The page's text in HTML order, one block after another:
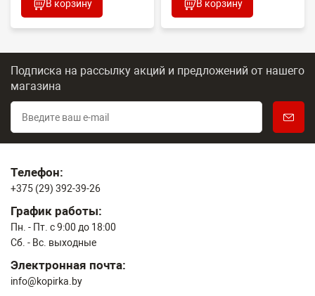
В корзину В корзину
Подписка на рассылку акций и предложений от нашего
магазина
Телефон:
+375 (29) 392-39-26
График работы:
Пн. - Пт. с 9:00 до 18:00
Сб. - Вс. выходные
Электронная почта:
info@kopirka.by